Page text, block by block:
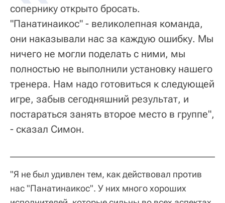
сопернику открыто бросать.
"Панатинаикос" - великолепная команда,
они наказывали нас за каждую ошибку. Мы
ничего не могли поделать с ними, мы
полностью не выполнили установку нашего
тренера. Нам надо готовиться к следующей
игре, забыв сегодняшний результат, и
постараться занять второе место в группе",
- сказал Симон.
"Я не был удивлен тем, как действовал против
нас "Панатинаикос". У них много хороших